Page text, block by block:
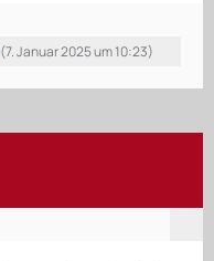
(7. Januar 2025 um 10:23)